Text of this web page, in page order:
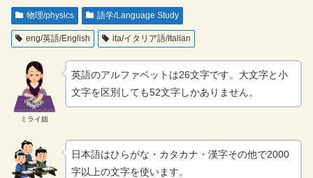
物理/physics 語学/Language Study
eng/英語/English ita/イタリア語/Italian
ミライ姐
英語のアルファベットは26文字です。大文字と小
文字を区別しても52文字しかありません。
日本語はひらがな・カタカナ・漢字その他で2000
字以上の文字を使います。